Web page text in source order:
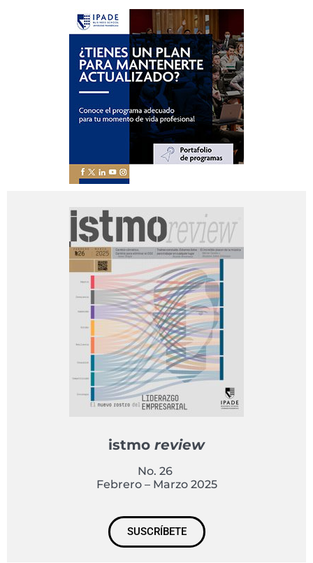
istmo review
No. 26
Febrero – Marzo 2025
SUSCRÍBETE